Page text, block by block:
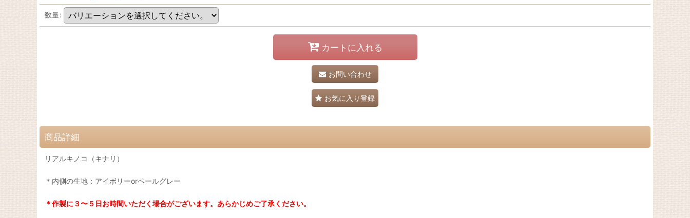
数量:
カートに入れる
お問い合わせ
お気に入り登録
商品詳細
リアルキノコ（キナリ）
＊内側の生地：アイボリーorペールグレー
＊作製に３〜５日お時間いただく場合がございます。あらかじめご了承ください。